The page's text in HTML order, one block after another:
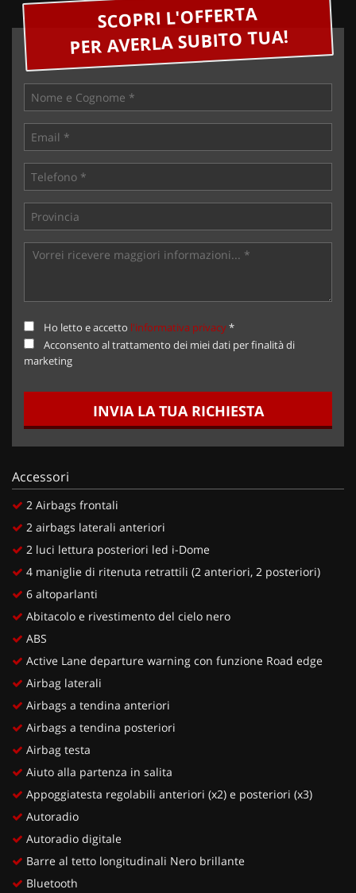
SCOPRI L'OFFERTA
PER AVERLA SUBITO TUA!
Ho letto e accetto l'informativa privacy*
Acconsento al trattamento dei miei dati per finalità di
marketing
INVIA LA TUA RICHIESTA
Accessori
2 Airbags frontali
2 airbags laterali anteriori
2 luci lettura posteriori led i-Dome
4 maniglie di ritenuta retrattili (2 anteriori, 2 posteriori)
6 altoparlanti
Abitacolo e rivestimento del cielo nero
ABS
Active Lane departure warning con funzione Road edge
Airbag laterali
Airbags a tendina anteriori
Airbags a tendina posteriori
Airbag testa
Aiuto alla partenza in salita
Appoggiatesta regolabili anteriori (x2) e posteriori (x3)
Autoradio
Autoradio digitale
Barre al tetto longitudinali Nero brillante
Bluetooth